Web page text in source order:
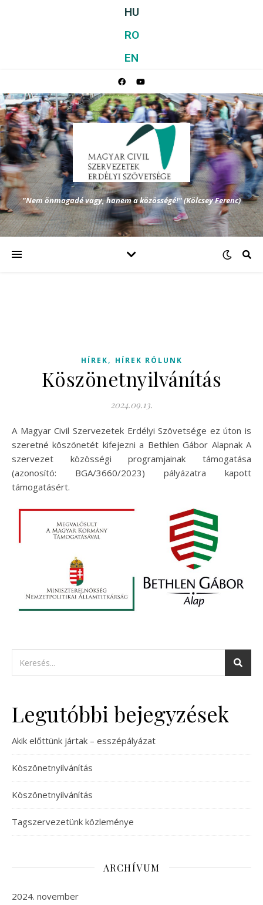
HU
RO
EN
"Nem önmagadé vagy, hanem a közösségé!" (Kölcsey Ferenc)
HÍREK, HÍREK RÓLUNK
Köszönetnyilvánítás
2024.09.13.
A Magyar Civil Szervezetek Erdélyi Szövetsége ez úton is
szeretné köszönetét kifejezni a Bethlen Gábor Alapnak A
szervezet közösségi programjainak támogatása
(azonosító: BGA/3660/2023) pályázatra kapott
támogatásért.
Legutóbbi bejegyzések
Akik előttünk jártak – esszépályázat
Köszönetnyilvánítás
Köszönetnyilvánítás
Tagszervezetünk közleménye
ARCHÍVUM
2024. november